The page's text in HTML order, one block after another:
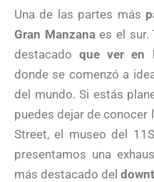
Una de las partes más
Gran Manzanaes el sur.
destacadoque ver en
donde se comenzó a
del mundo. Si estás
puedes dejar de
Street, el museo del
presentamos una
más destacado del